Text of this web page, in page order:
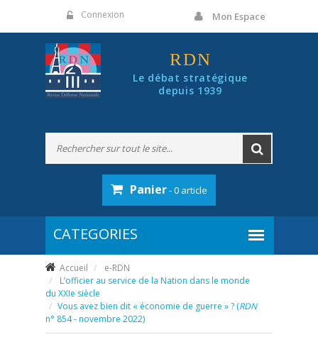
Connexion Mon Espace
RDN
Le débat stratégique
depuis 1939
Panier- 0 article
Accueil
e-RDN
L’officier au service de la Nation dans le monde
du XXIe siècle
Vous avez bien dit « économie de guerre » ? (RDN
n° 854 - novembre 2022)